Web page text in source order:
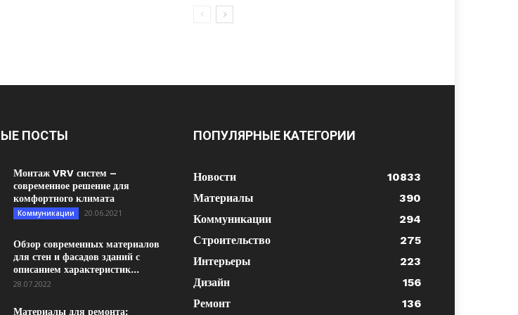
ПОСТЫ
Монтаж VRV систем –
современное решение для
комфортного климата
Коммуникации 20.06.2021
Обзор современных материалов
для стен и фасадов зданий с
описанием характеристик...
28.07.2022
Материалы для ремонта:
ПОПУЛЯРНЫЕ КАТЕГОРИИ
Новости
10833
Материалы
390
Коммуникации
294
Строительство
275
Интерьеры
223
Дизайн
156
Ремонт
136